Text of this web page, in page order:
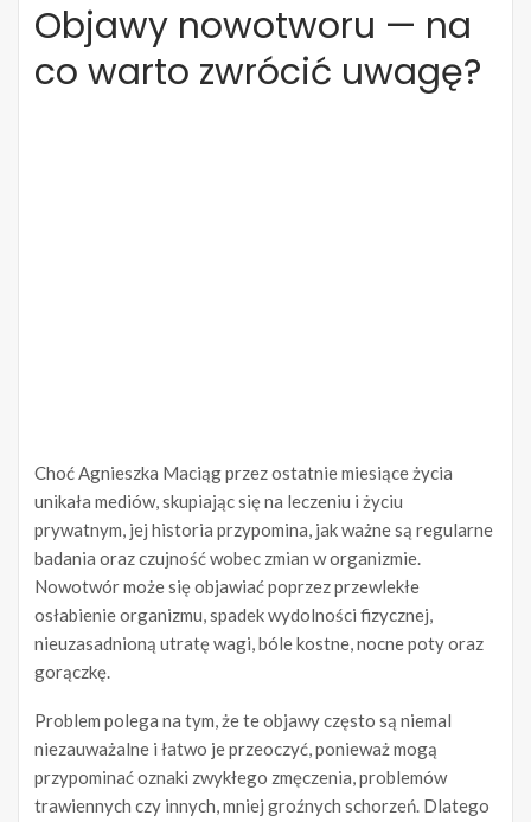
Objawy nowotworu — na
co warto zwrócić uwagę?
Choć Agnieszka Maciąg przez ostatnie miesiące życia
unikała mediów, skupiając się na leczeniu i życiu
prywatnym, jej historia przypomina, jak ważne są regularne
badania oraz czujność wobec zmian w organizmie.
Nowotwór może się objawiać poprzez przewlekłe
osłabienie organizmu, spadek wydolności fizycznej,
nieuzasadnioną utratę wagi, bóle kostne, nocne poty oraz
gorączkę.
Problem polega na tym, że te objawy często są niemal
niezauważalne i łatwo je przeoczyć, ponieważ mogą
przypominać oznaki zwykłego zmęczenia, problemów
trawiennych czy innych, mniej groźnych schorzeń. Dlatego